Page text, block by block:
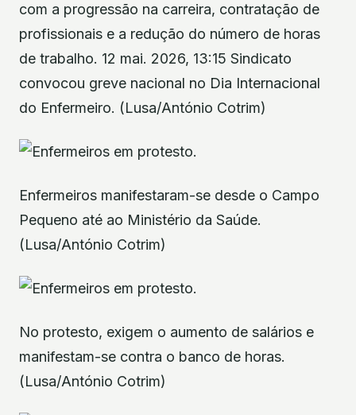
com a progressão na carreira, contratação de
profissionais e a redução do número de horas
de trabalho. 12 mai. 2026, 13:15 Sindicato
convocou greve nacional no Dia Internacional
do Enfermeiro. (Lusa/António Cotrim)
Enfermeiros manifestaram-se desde o Campo
Pequeno até ao Ministério da Saúde.
(Lusa/António Cotrim)
No protesto, exigem o aumento de salários e
manifestam-se contra o banco de horas.
(Lusa/António Cotrim)